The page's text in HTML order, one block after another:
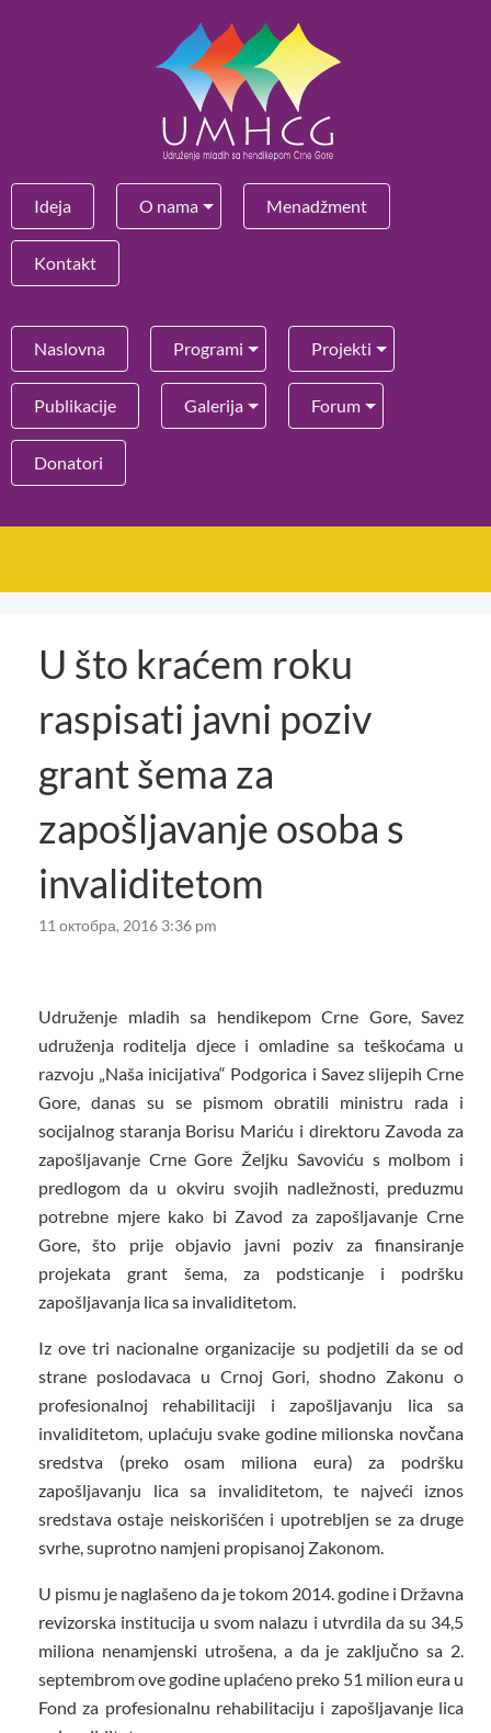
Ideja O nama Menadžment
Kontakt
Naslovna Programi Projekti
Publikacije Galerija Forum
Donatori
U što kraćem roku
raspisati javni poziv
grant šema za
zapošljavanje osoba s
invaliditetom
11 октобра, 2016 3:36 pm
Udruženje mladih sa hendikepom Crne Gore, Savez
udruženja roditelja djece i omladine sa teškoćama u
razvoju „Naša inicijativa“ Podgorica i Savez slijepih Crne
Gore, danas su se pismom obratili ministru rada i
socijalnog staranja Borisu Mariću i direktoru Zavoda za
zapošljavanje Crne Gore Željku Savoviću s molbom i
predlogom da u okviru svojih nadležnosti, preduzmu
potrebne mjere kako bi Zavod za zapošljavanje Crne
Gore, što prije objavio javni poziv za finansiranje
projekata grant šema, za podsticanje i podršku
zapošljavanja lica sa invaliditetom.
Iz ove tri nacionalne organizacije su podjetili da se od
strane poslodavaca u Crnoj Gori, shodno Zakonu o
profesionalnoj rehabilitaciji i zapošljavanju lica sa
invaliditetom, uplaćuju svake godine milionska novčana
sredstva (preko osam miliona eura) za podršku
zapošljavanju lica sa invaliditetom, te najveći iznos
sredstava ostaje neiskorišćen i upotrebljen se za druge
svrhe, suprotno namjeni propisanoj Zakonom.
U pismu je naglašeno da je tokom 2014. godine i Državna
revizorska institucija u svom nalazu i utvrdila da su 34,5
miliona nenamjenski utrošena, a da je zaključno sa 2.
septembrom ove godine uplaćeno preko 51 milion eura u
Fond za profesionalnu rehabilitaciju i zapošljavanje lica